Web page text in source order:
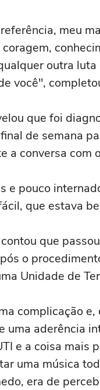
meu
outra
você",
que foi
de semana
a conversa com
e pouco
que estava
que
o
Unidade de
complicação
uma aderência
e a coisa mais
uma música
era de